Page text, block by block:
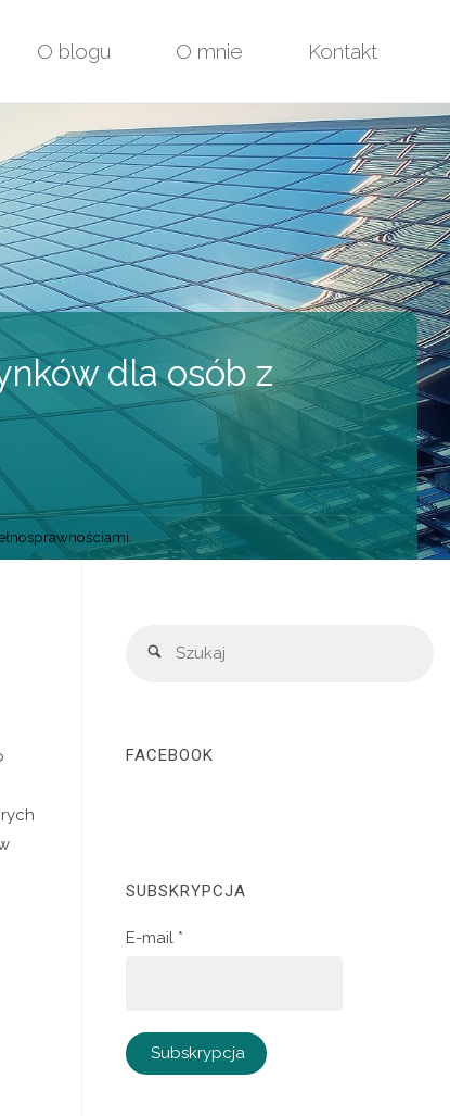
O blogu O mnie Kontakt
dla osób z
FACEBOOK
SUBSKRYPCJA
E-mail *